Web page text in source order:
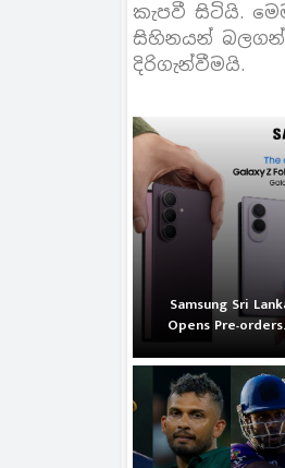
කැපවී සිටියි.
සිහිනයන්
දිරිගැන්වීමයි.
Samsung Sri
Opens Pre-